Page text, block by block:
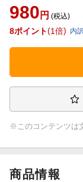
980 円 (税込)
8ポイント 1倍 内訳
※このコンテンツは
商品情報